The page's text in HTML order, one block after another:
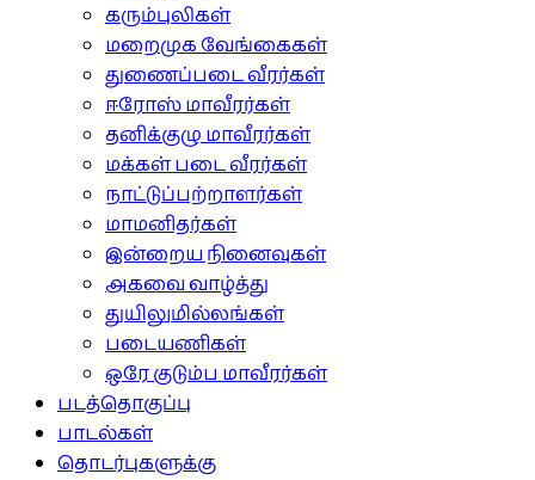
கரும்புலிகள்
மறைமுக வேங்கைகள்
துணைப்படை வீரர்கள்
ஈரோஸ் மாவீரர்கள்
தனிக்குழு மாவீரர்கள்
மக்கள் படை வீரர்கள்
நாட்டுப்பற்றாளர்கள்
மாமனிதர்கள்
இன்றைய நினைவுகள்
அகவை வாழ்த்து
துயிலுமில்லங்கள்
படையணிகள்
ஒரே குடும்ப மாவீரர்கள்
படத்தொகுப்பு
பாடல்கள்
தொடர்புகளுக்கு